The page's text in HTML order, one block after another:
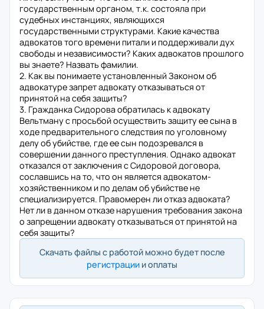
государственным органом, т.к. состояла при
судебных инстанциях, являющихся
государственными структурами. Какие качества
адвокатов того времени питали и поддерживали дух
свободы и независимости? Каких адвокатов прошлого
вы знаете? Назвать фамилии.
2. Как вы понимаете установленный Законом об
адвокатуре запрет адвокату отказываться от
принятой на себя защиты?
3. Гражданка Сидорова обратилась к адвокату
Вельтману с просьбой осуществить защиту ее сына в
ходе предварительного следствия по уголовному
делу об убийстве, где ее сын подозревался в
совершении данного преступления. Однако адвокат
отказался от заключения с Сидоровой договора,
сославшись на то, что он является адвокатом-
хозяйственником и по делам об убийстве не
специализируется. Правомерен ли отказ адвоката?
Нет ли в данном отказе нарушения требования закона
о запрещении адвокату отказываться от принятой на
себя защиты?
Скачать файлы с работой можно будет после
регистрации и оплаты